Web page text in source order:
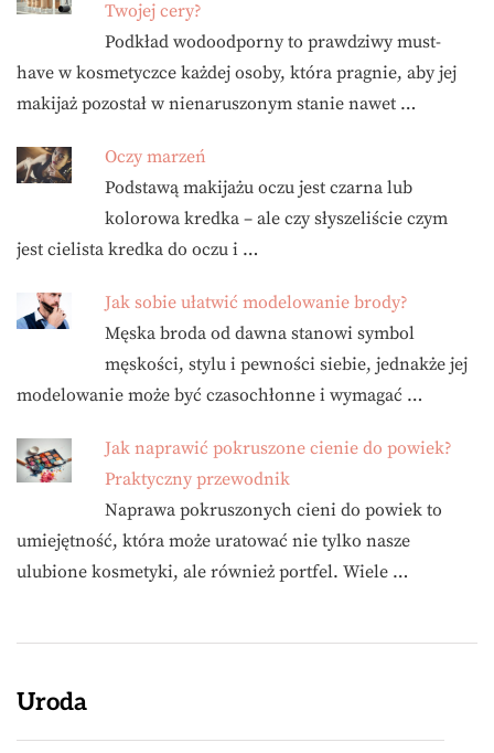
Twojej cery?
Podkład wodoodporny to prawdziwy must-
have w kosmetyczce każdej osoby, która pragnie, aby jej
makijaż pozostał w nienaruszonym stanie nawet …
Oczy marzeń
Podstawą makijażu oczu jest czarna lub
kolorowa kredka – ale czy słyszeliście czym
jest cielista kredka do oczu i …
Jak sobie ułatwić modelowanie brody?
Męska broda od dawna stanowi symbol
męskości, stylu i pewności siebie, jednakże jej
modelowanie może być czasochłonne i wymagać …
Jak naprawić pokruszone cienie do powiek?
Praktyczny przewodnik
Naprawa pokruszonych cieni do powiek to
umiejętność, która może uratować nie tylko nasze
ulubione kosmetyki, ale również portfel. Wiele …
Uroda